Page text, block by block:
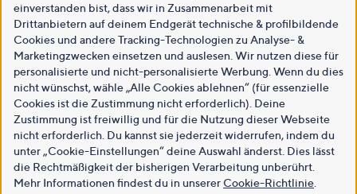
einverstanden bist, dass wir in Zusammenarbeit mit
Drittanbietern auf deinem Endgerät technische & profilbildende
Cookies und andere Tracking-Technologien zu Analyse- &
Marketingzwecken einsetzen und auslesen. Wir nutzen diese für
personalisierte und nicht-personalisierte Werbung. Wenn du dies
nicht wünschst, wähle „Alle Cookies ablehnen“ (für essenzielle
Cookies ist die Zustimmung nicht erforderlich). Deine
Zustimmung ist freiwillig und für die Nutzung dieser Webseite
nicht erforderlich. Du kannst sie jederzeit widerrufen, indem du
unter „Cookie-Einstellungen“ deine Auswahl änderst. Dies lässt
die Rechtmäßigkeit der bisherigen Verarbeitung unberührt.
Mehr Informationen findest du in unsererCookie-Richtlinie